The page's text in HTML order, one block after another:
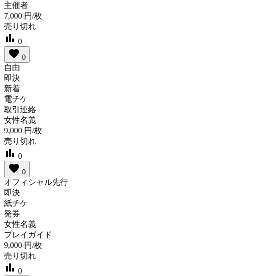
主催者
7,000 円/枚
売り切れ
bar_chart 0
favorite 0
自由
即決
新着
電チケ
取引連絡
女性名義
9,000 円/枚
売り切れ
bar_chart 0
favorite 0
オフィシャル先行
即決
紙チケ
発券
女性名義
プレイガイド
9,000 円/枚
売り切れ
bar_chart 0